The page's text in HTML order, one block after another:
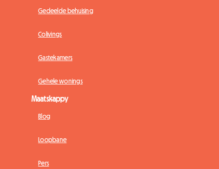
Gedeelde behuising
Colivings
Gastekamers
Gehele wonings
Maatskappy
Blog
Loopbane
Pers